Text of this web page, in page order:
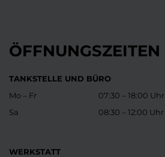
ÖFFNUNGSZEITEN
TANKSTELLE UND BÜRO
Mo – Fr
Sa
07:30 – 18:00 Uhr
08:30 – 12:00 Uhr
WERKSTATT